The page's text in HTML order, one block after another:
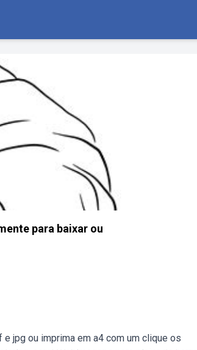
para baixar ou
jpg ou imprima em a4 com um clique os